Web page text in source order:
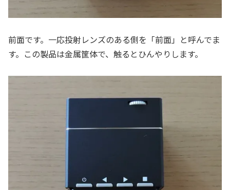
前面です。一応投射レンズのある側を「前面」と呼んでま
す。この製品は金属筐体で、触るとひんやりします。